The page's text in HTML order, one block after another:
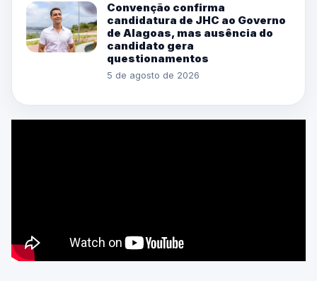
Convenção confirma
candidatura de JHC ao Governo
de Alagoas, mas ausência do
candidato gera
questionamentos
5 de agosto de 2026